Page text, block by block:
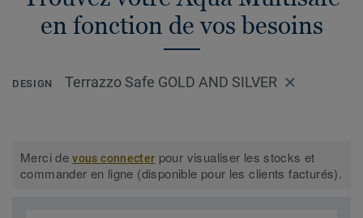
en fonction de vos besoins
DESIGN Terrazzo Safe GOLD AND SILVER
Merci devous connecter pour visualiser les stocks et
commander en ligne (disponible pour les clients facturés).